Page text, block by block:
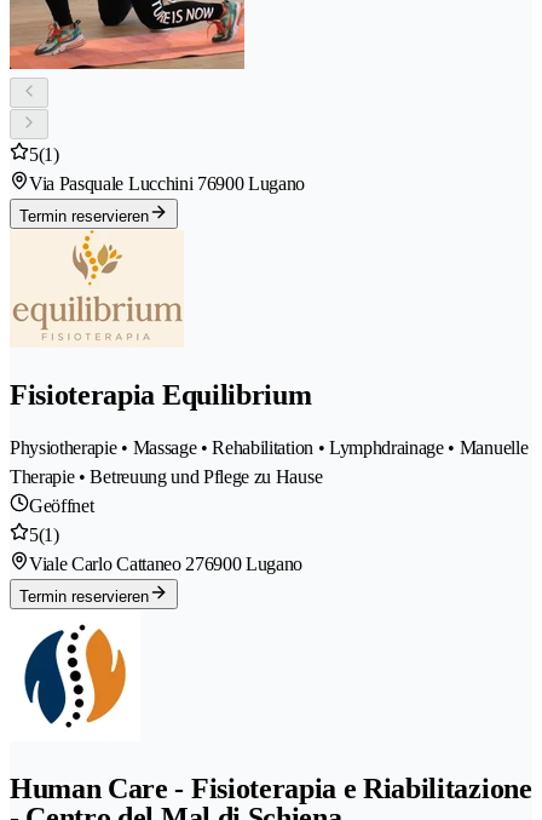
5(1)
Via Pasquale Lucchini 76900 Lugano
Termin reservieren
Fisioterapia Equilibrium
Physiotherapie • Massage • Rehabilitation • Lymphdrainage • Manuelle
Therapie • Betreuung und Pflege zu Hause
Geöffnet
5(1)
Viale Carlo Cattaneo 276900 Lugano
Termin reservieren
Human Care - Fisioterapia e Riabilitazione